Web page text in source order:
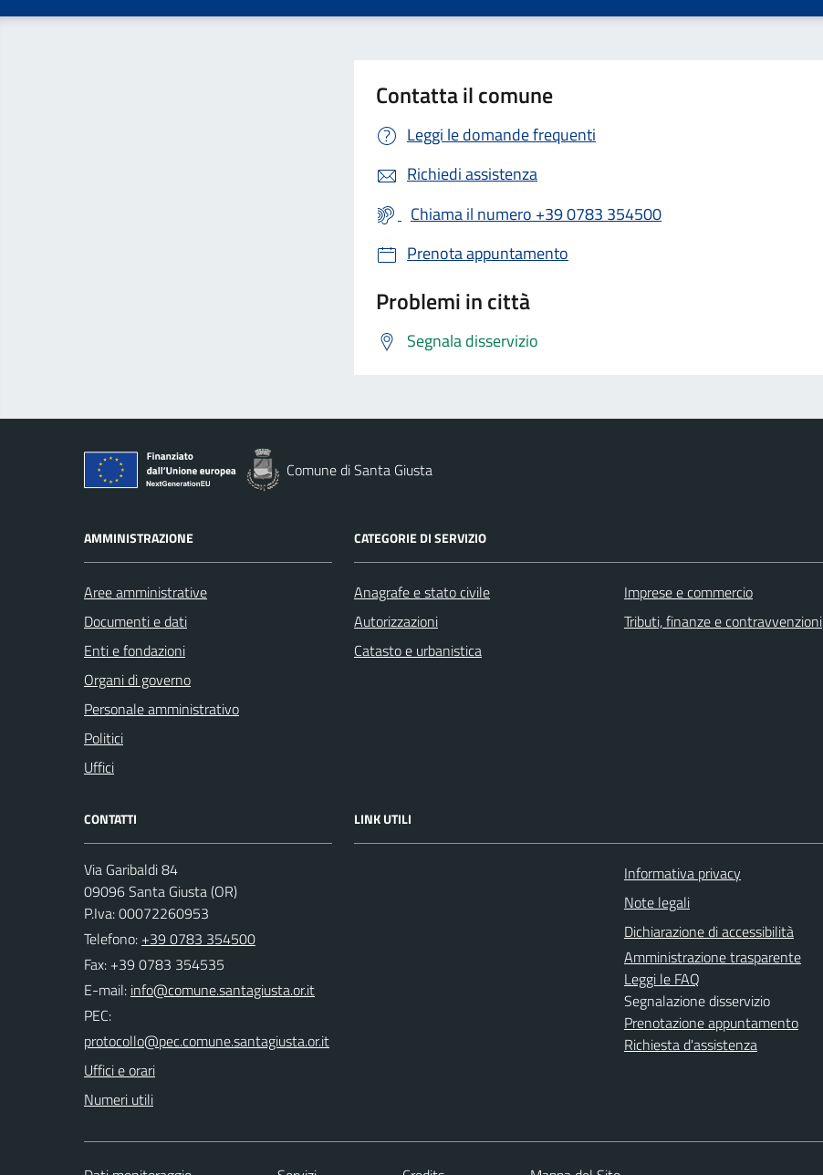
Contatta il comune
Leggi le domande frequenti
Richiedi assistenza
Chiama il numero +39 0783 354500
Prenota appuntamento
Problemi in città
Segnala disservizio
Comune di Santa Giusta
AMMINISTRAZIONE
Aree amministrative
Documenti e dati
Enti e fondazioni
Organi di governo
Personale amministrativo
Politici
Uffici
CATEGORIE DI SERVIZIO
Anagrafe e stato civile
Autorizzazioni
Catasto e urbanistica
Imprese e commercio
Tributi, finanze e contravvenzioni
CONTATTI
Via Garibaldi 84
09096 Santa Giusta (OR)
P.Iva: 00072260953
Telefono: +39 0783 354500
Fax: +39 0783 354535
E-mail:
PEC:
Uffici e orari
Numeri utili
LINK UTILI
Informativa privacy
Note legali
Dichiarazione di accessibilità
Amministrazione trasparente
Leggi le FAQ
Segnalazione disservizio
Prenotazione appuntamento
Richiesta d'assistenza